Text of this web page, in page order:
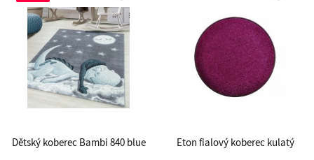
Dětský koberec Bambi 840 blue Eton fialový koberec kulatý